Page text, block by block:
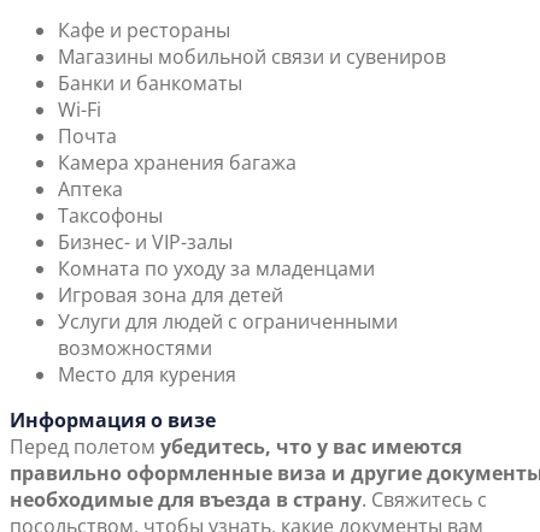
Кафе и рестораны
Магазины мобильной связи и сувениров
Банки и банкоматы
Wi-Fi
Почта
Камера хранения багажа
Аптека
Таксофоны
Бизнес- и VIP-залы
Комната по уходу за младенцами
Игровая зона для детей
Услуги для людей с ограниченными
возможностями
Место для курения
Информация о визе
Перед полетом убедитесь, что у вас имеются
правильно оформленные виза и другие
необходимые для въезда в страну. Свяжитесь с
посольством, чтобы узнать, какие документы вам